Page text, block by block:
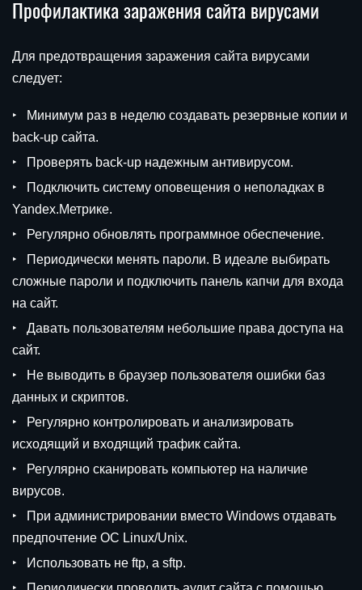
Профилактика заражения сайта вирусами
Для предотвращения заражения сайта вирусами
следует:
Минимум раз в неделю создавать резервные копии и
back-up сайта.
Проверять back-up надежным антивирусом.
Подключить систему оповещения о неполадках в
Yandex.Метрике.
Регулярно обновлять программное обеспечение.
Периодически менять пароли. В идеале выбирать
сложные пароли и подключить панель капчи для входа
на сайт.
Давать пользователям небольшие права доступа на
сайт.
Не выводить в браузер пользователя ошибки баз
данных и скриптов.
Регулярно контролировать и анализировать
исходящий и входящий трафик сайта.
Регулярно сканировать компьютер на наличие
вирусов.
При администрировании вместо Windows отдавать
предпочтение ОС Linux/Unix.
Использовать не ftp, а sftp.